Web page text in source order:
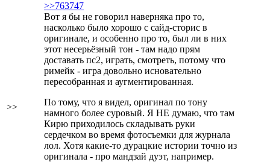
>>
>>763747
Вот я бы не говорил наверняка про то,
насколько было хорошо с сайд-сторис в
оригинале, и особенно про то, был ли в них
этот несерьёзный тон - там надо прям
доставать пс2, играть, смотреть, потому что
римейк - игра довольно исновательно
пересобранная и аугментированная.
По тому, что я видел, оригинал по тону
намного более суровый. Я НЕ думаю, что там
Кирю приходилось складывать руки
сердечком во время фотосъемки для журнала
лол. Хотя какие-то дурацкие истории точно из
оригинала - про мандзай дуэт, например.